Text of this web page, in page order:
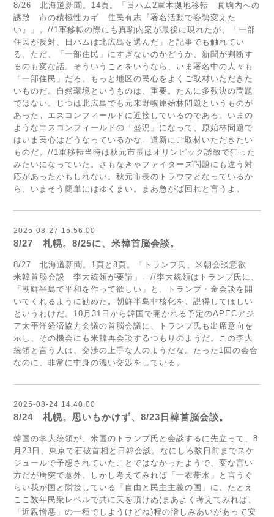
8/26 北海道新聞。14頁。「日ハム2軍本拠地移転 真駒内への
誘致 市の積極性カギ 住民有志『署名活動で姿勢変えた
い』」。//1軍移転の際にも真駒内案が最後に現れたが、「一部
住民が反対、日ハムは北広島を選んだ」と記事でも触れてい
る。ただ、「一部住民」にすぎないのかどうか、新聞が判断す
るのも変な話。そういうことをいうなら、いま署名中の人々も
「一部住民」だろ。もっと地区の民心をよくご取材いただきた
いものだ。自然環境というものは、重要。たんに多数決の問題
ではない。じつは北広島でも元来野幌原始林問題というものが
あった。エスコンフィールドに近接しているのである。いまの
ようなエスコンフィールドの「盛況」になって、原始林問題で
はいま民心はどうなっているかな。道新にご取材いただきたい
ものだ。//1軍移転当時は秋元市長はオリンピック誘致で狂った
みたいになっていた。さもなきゃファイターズ問題にも違う対
応があったかもしれない。秋元市長のトラウマとなっているか
ら、いまそう簡単にはゆくまい。まあ急がば回れと言うよ。
2025-08-27 15:56:00
8/27 札幌。8/25に、米韓首脳会談。
8/27 北海道新聞。1頁と8頁。「トランプ氏、米朝会談意欲
米韓首脳会談 李大統領が要請」。//李大統領はトランプ氏に、
「朝鮮半島で平和を作って欲しい」と、トランプ・金会談を開
いてくれるように勧めた。朝鮮半島非核化を、説得してほしい
というわけだ。10月31日から韓国で開かれる予定のAPECアジ
ア太平洋経済協力会議の首脳会議に、トランプ氏も出席意向を
示し、その機会にも米韓再会談するつもりのようだ。この李大
統領と言う人は、交渉の上手な人のようだな。たった1回の会合
なのに、非常に中身の濃い交渉をしている。
2025-08-24 14:40:00
8/24 札幌。思いもかけず、8/23日韓首脳会談。
韓国の李大統領が、米国のトランプ氏と会談するに先立って、8
月23日、東京で石破首相と日韓会談。なにしろ数日前までスケ
ジュールで予想されていたことではなかったようで、変な言い
方だが唐突で意外。しかし考えてみれば「一衣帯水」と言うぐ
らい我が国と隣接している「自由と民主主義の国」に、たとえ
ここ数年民衆レベルで共に天を頂けぬ(まあよく考えてみれば、
「近親憎悪」の一種でしようけどね)程の憎しみあいがあって安